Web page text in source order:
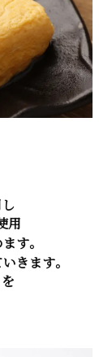
用
す。
きます。